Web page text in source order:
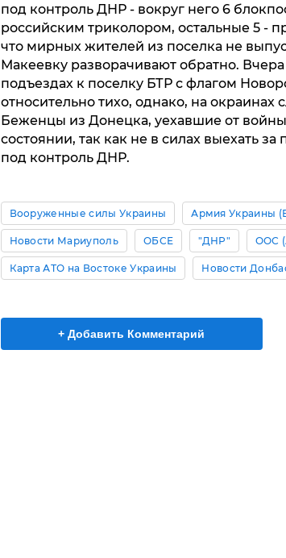
под контроль ДНР - вокруг него 6
российским триколором, остальные 5 -
что мирных жителей из поселка не
Макеевку разворачивают обратно.
подъездах к поселку БТР с флагом
относительно тихо, однако, на
Беженцы из Донецка, уехавшие от
состоянии, так как не в силах выехать
под контроль ДНР.
Вооруженные силы Украины Армия Украины
Новости Мариуполь ОБСЕ "ДНР" ООС
Карта АТО на Востоке Украины Новости
+ Добавить Комментарий